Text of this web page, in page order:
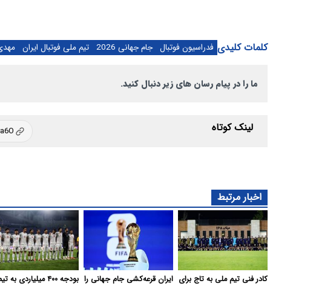
کلمات کلیدی فدراسیون فوتبال جام جهانی 2026 تیم ملی فوتبال ایران
ما را در پیام رسان های زیر دنبال کنید.
لینک کوتاه
اخبار مرتبط
کادر فنی تیم ملی به تاج برای ایران قرعه‌کشی جام جهانی را
بودجه ۴۰۰ میلیاردی به